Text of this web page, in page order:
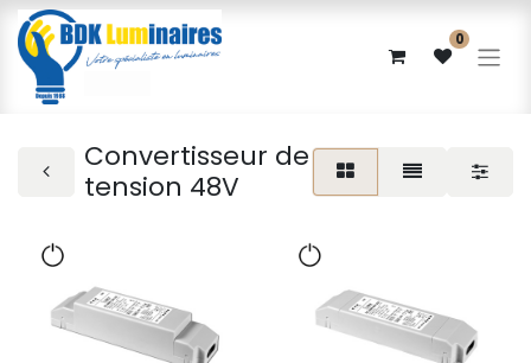
0
Convertisseur de
tension 48V